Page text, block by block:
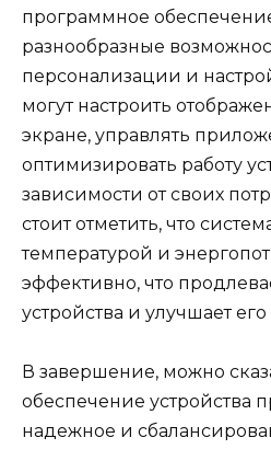
программное
разнообразные
персонализации и
могут настроить
экране, управлять
оптимизировать работу
зависимости от своих
стоит отметить, что
температурой и
эффективно, что
устройства и улучшает его
В завершение, можно
обеспечение устройства
надежное и